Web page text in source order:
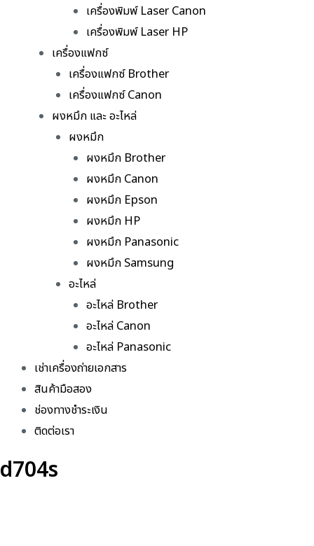
เครื่องพิมพ์ Laser Canon
เครื่องพิมพ์ Laser HP
เครื่องแฟกซ์
เครื่องแฟกซ์ Brother
เครื่องแฟกซ์ Canon
ผงหมึก และ อะไหล่
ผงหมึก
ผงหมึก Brother
ผงหมึก Canon
ผงหมึก Epson
ผงหมึก HP
ผงหมึก Panasonic
ผงหมึก Samsung
อะไหล่
อะไหล่ Brother
อะไหล่ Canon
อะไหล่ Panasonic
เช่าเครื่องถ่ายเอกสาร
สินค้ามือสอง
ช่องทางชำระเงิน
ติดต่อเรา
d704s